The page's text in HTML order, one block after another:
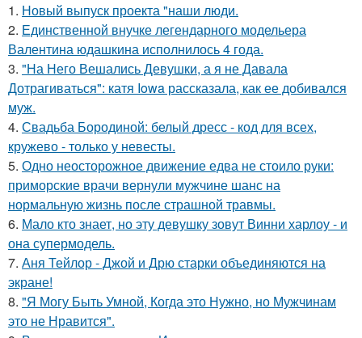
1. Новый выпуск проекта "наши люди.
2. Единственной внучке легендарного модельера
Валентина юдашкина исполнилось 4 года.
3. "На Него Вешались Девушки, а я не Давала
Дотрагиваться": катя Iowa рассказала, как ее добивался
муж.
4. Свадьба Бородиной: белый дресс - код для всех,
кружево - только у невесты.
5. Одно неосторожное движение едва не стоило руки:
приморские врачи вернули мужчине шанс на
нормальную жизнь после страшной травмы.
6. Мало кто знает, но эту девушку зовут Винни харлоу - и
она супермодель.
7. Аня Тейлор - Джой и Дрю старки объединяются на
экране!
8. "Я Могу Быть Умной, Когда это Нужно, но Мужчинам
это не Нравится".